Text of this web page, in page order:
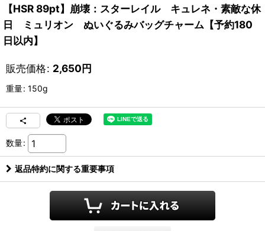
【HSR 89pt】崩壊：スターレイル キュレネ・素敵な休
日 ミュリオン ぬいぐるみバッグチャーム【予約180
日以内】
販売価格: 2,650円
重量: 150g
数量:
返品特約に関する重要事項